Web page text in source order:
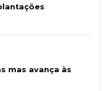
mas avança às